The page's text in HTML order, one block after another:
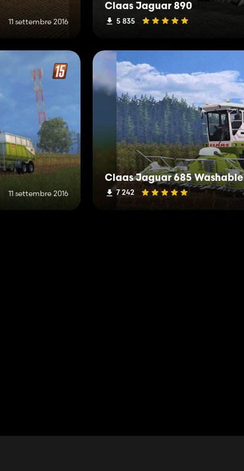
11 settembre 2016
Claas Jaguar 890
5 835
11 settembre 2016
Claas Jaguar 685 Washable
7 242